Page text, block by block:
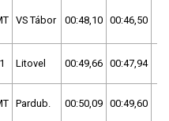
VS Tábor 00:48,10 00:46,50
1 Litovel 00:49,66 00:47,94
Pardub. 00:50,09 00:49,60